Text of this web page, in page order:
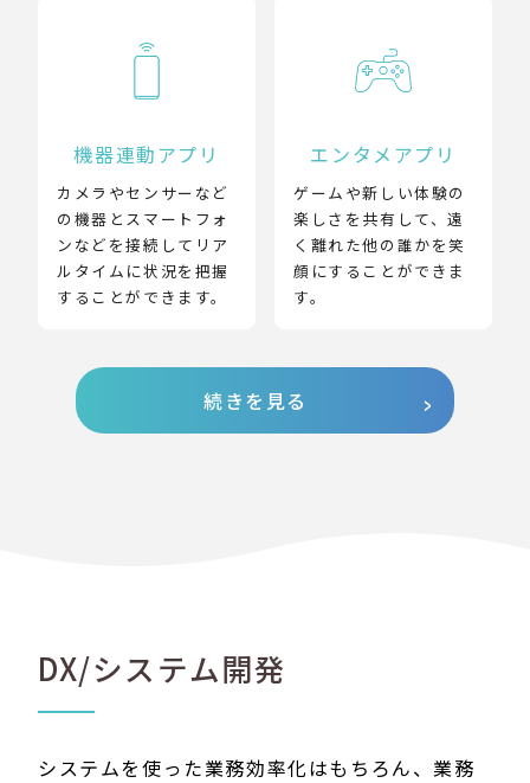
機器連動アプリ
カメラやセンサーなど
の機器とスマートフォ
ンなどを接続してリア
ルタイムに状況を把握
することができます。
エンタメアプリ
ゲームや新しい体験の
楽しさを共有して、遠
く離れた他の誰かを笑
顔にすることができま
す。
続きを見る
DX/システム開発
システムを使った業務効率化はもちろん、業務